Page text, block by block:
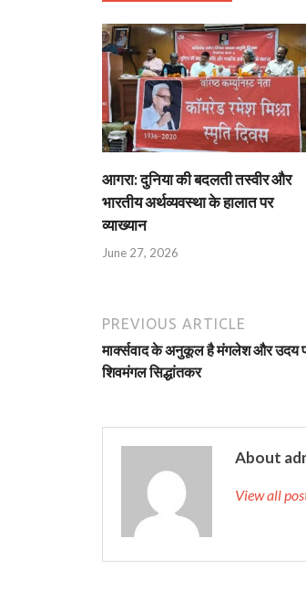
आगरा: दुनिया की बदलती तस्वीर और
भारतीय अर्थव्यवस्था के हालात पर
व्याख्यान
June 27, 2026
PREVIOUS ARTICLE
मार्क्‍सवाद के अनुकूल है मंगलेश और उदय
शिवमंगल सिद्धांतकर
About
View all